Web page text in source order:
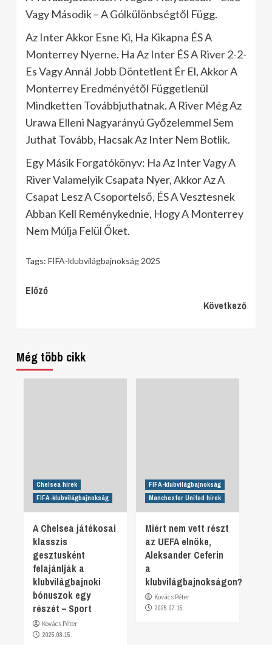
Vagy Második – A Gólkülönbségtől Függ.
Az Inter Akkor Esne Ki, Ha Kikapna ÉS A
Monterrey Nyerne. Ha Az Inter ÉS A River 2-2-
Es Vagy Annál Jobb Döntetlent Ér El, Akkor A
Monterrey Eredményétől Függetlenül
Mindketten Továbbjuthatnak. A River Még Az
Urawa Elleni Nagyarányú Győzelemmel Sem
Juthat Tovább, Hacsak Az Inter Nem Botlik.
Egy Másik Forgatókönyv: Ha Az Inter Vagy A
River Valamelyik Csapata Nyer, Akkor Az A
Csapat Lesz A Csoportelső, ÉS A Vesztesnek
Abban Kell Reménykednie, Hogy A Monterrey
Nem Múlja Felül Őket.
Tags: FIFA-klubvilágbajnokság 2025
Continue
Előző
Következő
Még több cikk
Chelsea hírek
FIFA-klubvilágbajnokság
A Chelsea játékosai
klasszis
gesztusként
felajánlják a
klubvilágbajnoki
bónuszok egy
részét – Sport
Kovács Péter
2025.08.15.
FIFA-klubvilágbajnokság
Manchester United hírek
Miért nem vett részt
az UEFA elnöke,
Aleksander Ceferin
a
klubvilágbajnokságon?
Kovács Péter
2025.07.15.